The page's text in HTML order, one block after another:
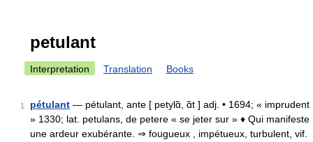
petulant
Interpretation Translation Books
1 pétulant — pétulant, ante [ petylɑ̃, ɑ̃t ] adj. • 1694; « imprudent
» 1330; lat. petulans, de petere « se jeter sur » ♦ Qui manifeste
une ardeur exubérante. ⇒ fougueux , impétueux, turbulent, vif.